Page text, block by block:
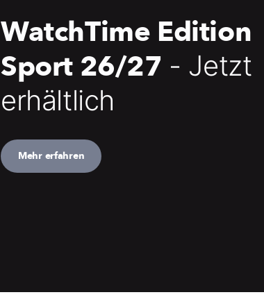
WatchTime Edition
Sport 26/27 - Jetzt
erhältlich
Mehr erfahren